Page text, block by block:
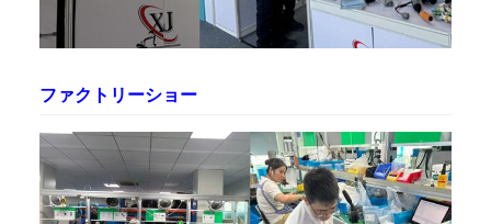
ファクトリーショー